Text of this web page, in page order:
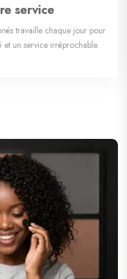
service
travaille chaque jour pour
un service irréprochable.